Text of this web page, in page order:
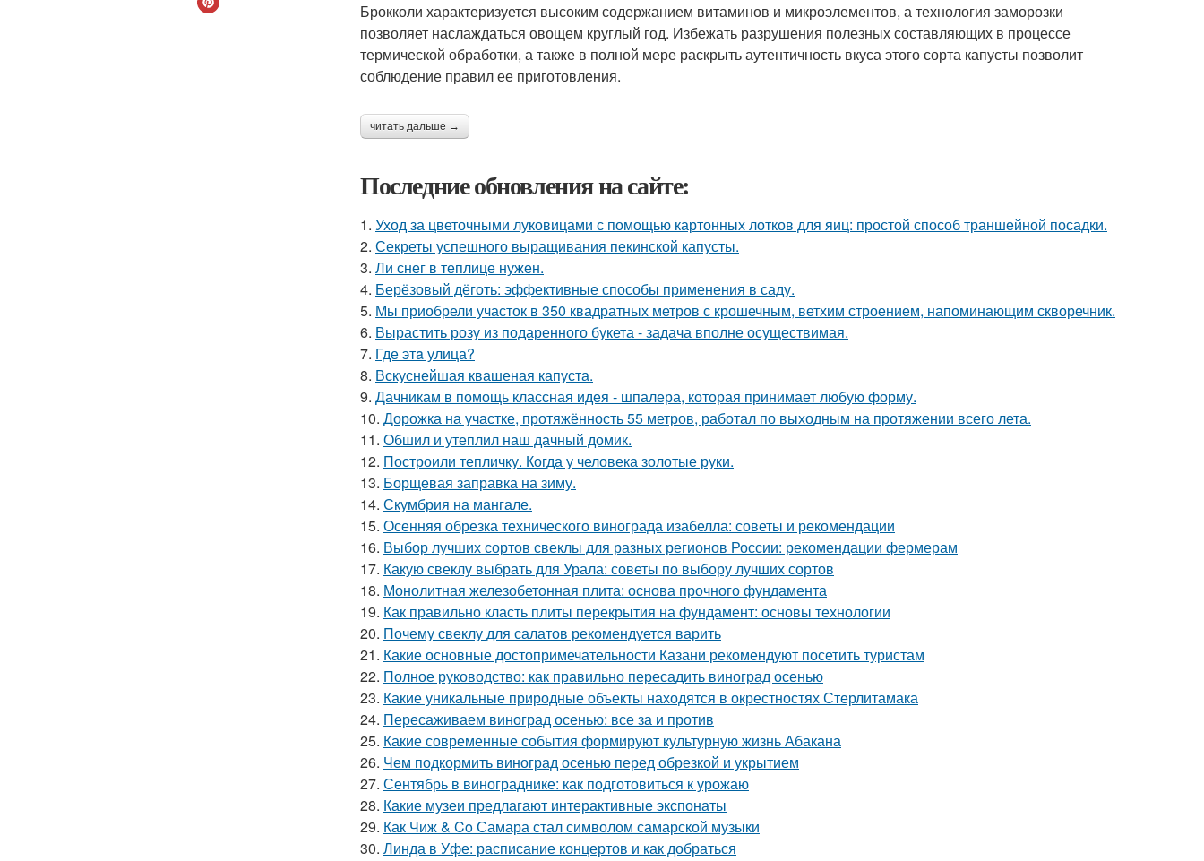
Брокколи характеризуется высоким содержанием витаминов и микроэлементов, а технология заморозки
позволяет наслаждаться овощем круглый год. Избежать разрушения полезных составляющих в процессе
термической обработки, а также в полной мере раскрыть аутентичность вкуса этого сорта капусты позволит
соблюдение правил ее приготовления.
читать дальше →
Последние обновления на сайте:
1. Уход за цветочными луковицами с помощью картонных лотков для яиц: простой способ траншейной посадки.
2. Секреты успешного выращивания пекинской капусты.
3. Ли снег в теплице нужен.
4. Берёзовый дёготь: эффективные способы применения в саду.
5. Мы приобрели участок в 350 квадратных метров с крошечным, ветхим строением, напоминающим скворечник.
6. Вырастить розу из подаренного букета - задача вполне осуществимая.
7. Где этa улица?
8. Вскуснейшая квашеная капуста.
9. Дачникам в помощь классная идея - шпалера, которая принимает любую форму.
10. Дорожка на участке, протяжённость 55 метров, работал по выходным на протяжении всего лета.
11. Обшил и утеплил наш дачный домик.
12. Построили тепличку. Когда у человека золотые руки.
13. Борщевая заправка на зиму.
14. Скумбрия на мангале.
15. Осенняя обрезка технического винограда изабелла: советы и рекомендации
16. Выбор лучших сортов свеклы для разных регионов России: рекомендации фермерам
17. Какую свеклу выбрать для Урала: советы по выбору лучших сортов
18. Монолитная железобетонная плита: основа прочного фундамента
19. Как правильно класть плиты перекрытия на фундамент: основы технологии
20. Почему свеклу для салатов рекомендуется варить
21. Какие основные достопримечательности Казани рекомендуют посетить туристам
22. Полное руководство: как правильно пересадить виноград осенью
23. Какие уникальные природные объекты находятся в окрестностях Стерлитамака
24. Пересаживаем виноград осенью: все за и против
25. Какие современные события формируют культурную жизнь Абакана
26. Чем подкормить виноград осенью перед обрезкой и укрытием
27. Сентябрь в винограднике: как подготовиться к урожаю
28. Какие музеи предлагают интерактивные экспонаты
29. Как Чиж & Co Самара стал символом самарской музыки
30. Линда в Уфе: расписание концертов и как добраться